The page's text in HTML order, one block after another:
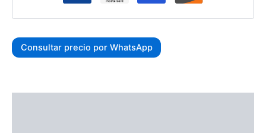
Consultar precio por WhatsApp